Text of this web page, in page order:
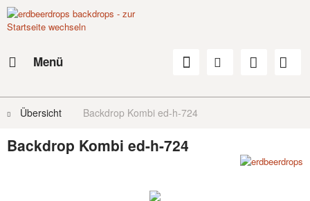
Menü
Übersicht Backdrop Kombi ed-h-724
Backdrop Kombi ed-h-724